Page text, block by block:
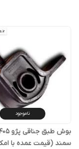
ناموجود
سمند (قیمت عمده با